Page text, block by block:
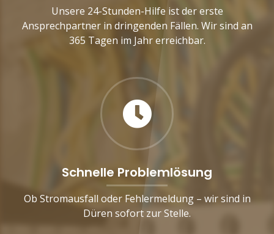
Unsere 24-Stunden-Hilfe ist der erste
Ansprechpartner in dringenden Fällen. Wir sind an
365 Tagen im Jahr erreichbar.
Schnelle Problemlösung
Ob Stromausfall oder Fehlermeldung – wir sind in
Düren sofort zur Stelle.